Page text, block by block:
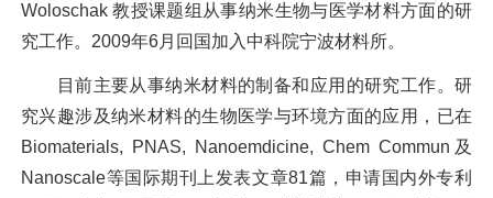
Woloschak 教授课题组从事纳米生物与医学材料方面的研
究工作。2009年6月回国加入中科院宁波材料所。
目前主要从事纳米材料的制备和应用的研究工作。研
究兴趣涉及纳米材料的生物医学与环境方面的应用，已在
Biomaterials, PNAS, Nanoemdicine, Chem Commun及
Nanoscale等国际期刊上发表文章81篇，申请国内外专利